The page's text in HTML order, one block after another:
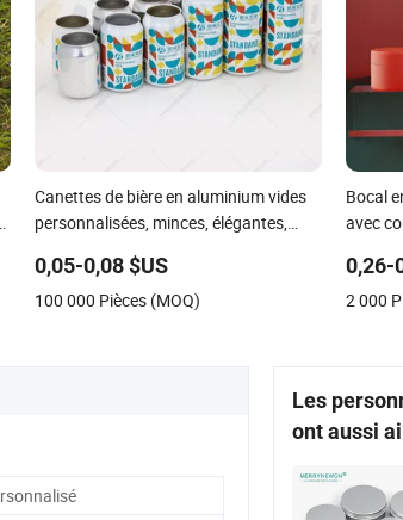
Canettes de bière en aluminium vides
personnalisées, minces, élégantes,
330ml 355ml 475ml 500ml avec
couvercle facile à ouvrir 202dia
0,05-0,08 $US
100 000 Pièces (MOQ)
Bocal
avec
UV,
0,26-
2 000
Les
ont aussi